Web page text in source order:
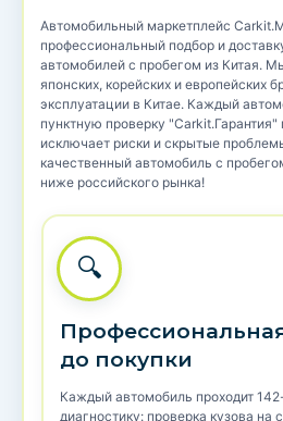
Автомобильный маркетплейс
профессиональный подбор и
автомобилей с пробегом из Китая.
японских, корейских и европейских
эксплуатации в Китае. Каждый
пунктную проверку "Carkit.Гарантия"
исключает риски и скрытые
качественный автомобиль с
ниже российского рынка!
🔍
до покупки
Каждый автомобиль проходит
диагностику: проверка кузова на